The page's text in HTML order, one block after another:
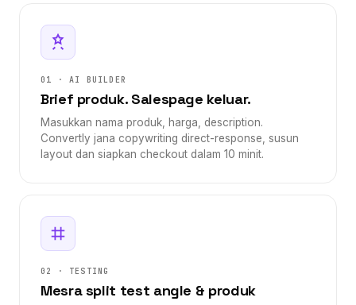
01 · AI BUILDER
Brief produk. Salespage keluar.
Masukkan nama produk, harga, description.
Convertly jana copywriting direct-response, susun
layout dan siapkan checkout dalam 10 minit.
02 · TESTING
Mesra split test angle & produk